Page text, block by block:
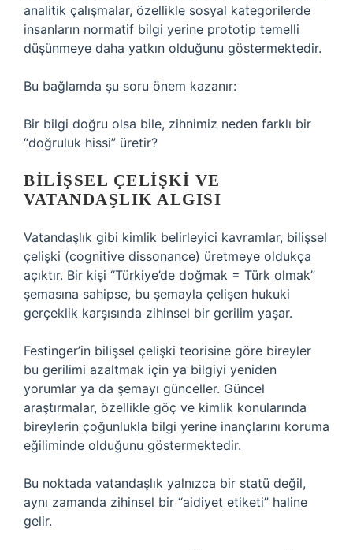
analitik çalışmalar, özellikle sosyal kategorilerde
insanların normatif bilgi yerine prototip temelli
düşünmeye daha yatkın olduğunu göstermektedir.
Bu bağlamda şu soru önem kazanır:
Bir bilgi doğru olsa bile, zihnimiz neden farklı bir
“doğruluk hissi” üretir?
BILIŞSEL ÇELIŞKI VE
VATANDAŞLIK ALGISI
Vatandaşlık gibi kimlik belirleyici kavramlar, bilişsel
çelişki (cognitive dissonance) üretmeye oldukça
açıktır. Bir kişi “Türkiye’de doğmak = Türk olmak”
şemasına sahipse, bu şemayla çelişen hukuki
gerçeklik karşısında zihinsel bir gerilim yaşar.
Festinger’in bilişsel çelişki teorisine göre bireyler
bu gerilimi azaltmak için ya bilgiyi yeniden
yorumlar ya da şemayı günceller. Güncel
araştırmalar, özellikle göç ve kimlik konularında
bireylerin çoğunlukla bilgi yerine inançlarını koruma
eğiliminde olduğunu göstermektedir.
Bu noktada vatandaşlık yalnızca bir statü değil,
aynı zamanda zihinsel bir “aidiyet etiketi” haline
gelir.